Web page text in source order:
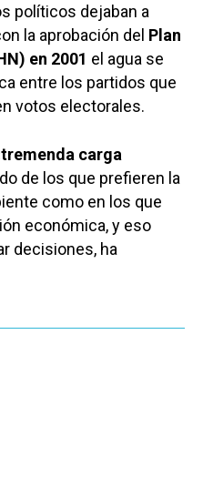
políticos dejaban a
la aprobación del Plan
en 2001 el agua se
entre los partidos que
votos electorales.
carga
de los que prefieren la
como en los que
económica, y eso
decisiones, ha
Castilla-La
Toledo
Ciudad Real
Albacete
Guadalajara
Talavera
Sanidad
Economía
Cultura
Deportes
Sucesos